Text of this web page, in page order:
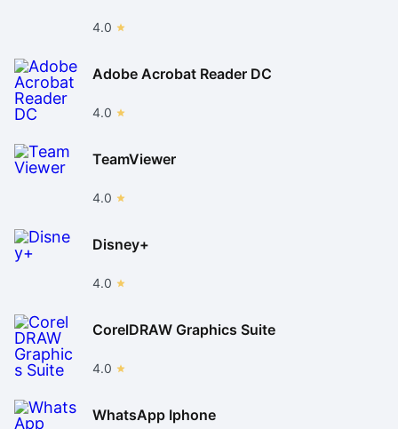
4.0
Adobe Acrobat Reader DC
4.0
TeamViewer
4.0
Disney+
4.0
CorelDRAW Graphics Suite
4.0
WhatsApp Iphone